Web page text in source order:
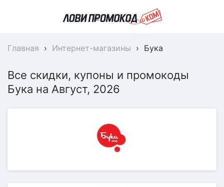
Главная › Интернет-магазины › Бука
Все скидки, купоны и промокоды
Бука на Август, 2026